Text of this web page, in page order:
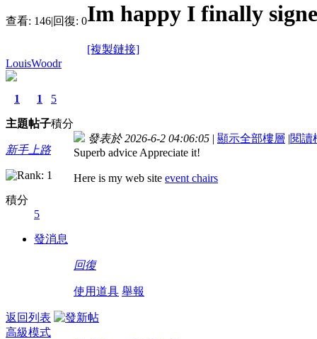
查看: 146|回復: 0Im happy I finally
[複製鏈接]
LouisWoodr
1
主題
1
帖子
5
積分
新手上路
積分
5
發消息
發表於 2026-6-2 04:06:05 | 顯示全部樓層 |閱讀
Superb advice Appreciate it!
Here is my web site event chairs
回復
使用道具 舉報
返回列表
高級模式